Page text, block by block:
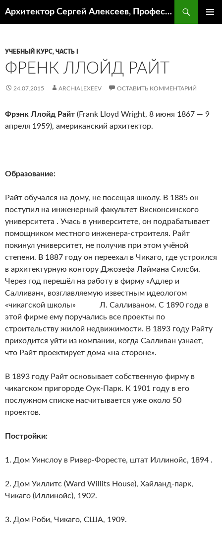
Архитектор Сергей Алексеев, Профессор кафедры ИА и АР ААИ ЮФУ
УЧЕБНЫЙ КУРС, ЧАСТЬ I
ФРЕНК ЛЛОЙД РАЙТ
24.07.2015 ARCHIALEXEEV ОСТАВИТЬ КОММЕНТАРИЙ
Фрэнк Ллойд Райт (Frank Lloyd Wright, 8 июня 1867 — 9
апреля 1959), американский архитектор.
Образование:
Райт обучался на дому, не посещая школу. В 1885 он
поступил на инженерный факультет Висконсинского
университета . Учась в университете, он подрабатывает
помощником местного инженера-строителя. Райт
покинул университет, не получив при этом учёной
степени. В 1887 году он переехал в Чикаго, где устроился
в архитектурную контору Джозефа Лаймана Силсби.
Через год перешёл на работу в фирму «Адлер и
Салливан», возглавляемую известным идеологом
«чикагской школы» Л. Салливаном. С 1890 года в
этой фирме ему поручались все проекты по
строительству жилой недвижимости. В 1893 году Райту
приходится уйти из компании, когда Салливан узнает,
что Райт проектирует дома «на стороне».
В 1893 году Райт основывает собственную фирму в
чикагском пригороде Оук-Парк. К 1901 году в его
послужном списке насчитывается уже около 50
проектов.
Постройки:
1. Дом Уинслоу в Ривер-Форесте, штат Иллинойс, 1894 .
2. Дом Уиллитс (Ward Willits House), Хайланд-парк,
Чикаго (Иллинойс), 1902.
3. Дом Роби, Чикаго, США, 1909.